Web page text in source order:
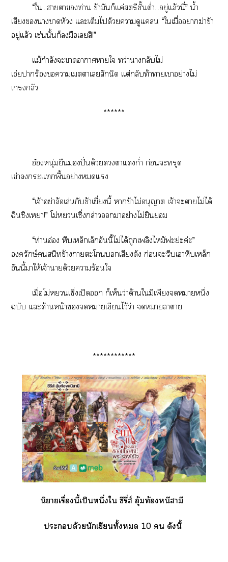
“ใ...าาท่าน ข้ามันก็แค่สตรีชั้นต่ำ...อยู่แล้วนี่” น้ำ
เสียงาาห้วง แะเต็มได้วยาดูแคลน “ใเมื่อาฆ่าข้า
อยู่แล้ว เช่นนั้นก็มือเสิ!”
แม้กำลังะาาาาใ ทว่าากลับไม่
เอ่ยาร้องาเาเสักนิด แต่กลับท้าาเาอย่างไม่
เกลัว
******
อ๋องหนุ่มยืนปิ่นด้วยาแก่ำ ก่อนะทรุด
เข่าะแพื้นอย่างแ
“เจ้าอย่าล้อเล่นกับข้าเยี่ยงนี้ าข้าไม่อนุญาต เจ้าะาไม่ได้
ฉินชิงเา!” โม่เซิ่ล่าาอย่างไม่ยินยอม
“ท่านอ๋อง หีบเหล็กเล็กอันนี้ไม่ได้ถูกเพลิงไหม้พ่ะย่ะค่ะ”
องครักษ์สนิทข้างาะโเสียงดัง ก่อนะรีบเาหีบเหล็ก
อันนี้าให้เจ้าาด้วยาร้อนใ
เมื่อโม่เซิ่งเปิด ก็เห็นว่าด้านใมีเพียงาหนึ่ง
ฉบับ แะด้านหน้าาเขียนไว้ว่า าาา
************
นิยายเรื่องนี้เป็นหนึ่งใ ซีรี่ส์ อุ้มท้องหนีสามี
ะด้วยนักเขียนทั้ง 10  ดังนี้